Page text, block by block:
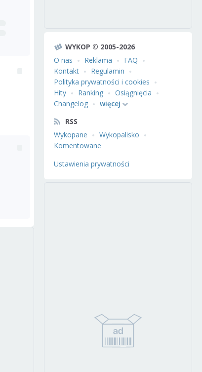
WYKOP © 2005-2026
O nas
Reklama
FAQ
Kontakt
Regulamin
Polityka prywatności i cookies
Hity
Ranking
Osiągnięcia
Changelog
więcej
RSS
Wykopane
Wykopalisko
Komentowane
Ustawienia prywatności